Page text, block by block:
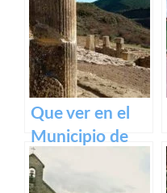
Olite y su
impresionante
Castillo Palacio
Real.
Que ver en el
Municipio de
Eslava
(Navarra) en